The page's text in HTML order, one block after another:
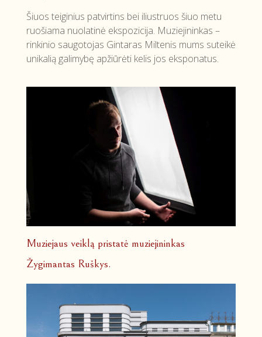
Šiuos teiginius patvirtins bei iliustruos šiuo metu
ruošiama nuolatinė ekspozicija. Muziejininkas –
rinkinio saugotojas Gintaras Miltenis mums suteikė
unikalią galimybę apžiūrėti kelis jos eksponatus.
Muziejaus veiklą pristatė muziejininkas
Žygimantas Ruškys.